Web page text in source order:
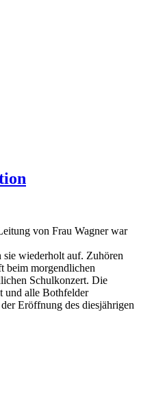
von Frau Wagner war
sie wiederholt auf. Zuhören
beim morgendlichen
Schulkonzert. Die
und alle Bothfelder
Eröffnung des diesjährigen